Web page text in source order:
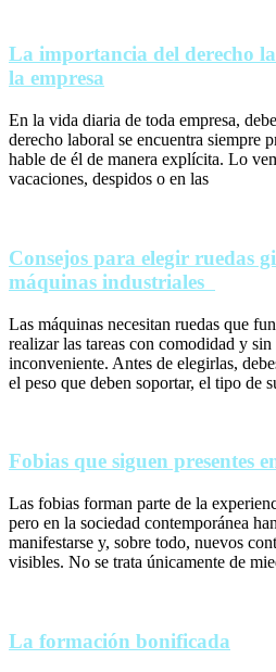
La importancia del derecho
la empresa
En la vida diaria de toda empresa,
derecho laboral se encuentra siempre
hable de él de manera explícita. Lo
vacaciones, despidos o en las
Consejos para elegir ruedas
máquinas industriales
Las máquinas necesitan ruedas que
realizar las tareas con comodidad y
inconveniente. Antes de elegirlas,
el peso que deben soportar, el tipo de
Fobias que siguen presentes
Las fobias forman parte de la
pero en la sociedad contemporánea
manifestarse y, sobre todo, nuevos
visibles. No se trata únicamente de
La formación bonificada